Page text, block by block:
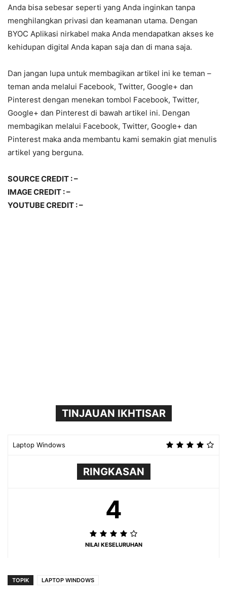
Anda bisa sebesar seperti yang Anda inginkan tanpa
menghilangkan privasi dan keamanan utama. Dengan
BYOC Aplikasi nirkabel maka Anda mendapatkan akses ke
kehidupan digital Anda kapan saja dan di mana saja.
Dan jangan lupa untuk membagikan artikel ini ke teman –
teman anda melalui Facebook, Twitter, Google+ dan
Pinterest dengan menekan tombol Facebook, Twitter,
Google+ dan Pinterest di bawah artikel ini. Dengan
membagikan melalui Facebook, Twitter, Google+ dan
Pinterest maka anda membantu kami semakin giat menulis
artikel yang berguna.
SOURCE CREDIT : –
IMAGE CREDIT : –
YOUTUBE CREDIT : –
TINJAUAN IKHTISAR
Laptop Windows
RINGKASAN
4
NILAI KESELURUHAN
TOPIK LAPTOP WINDOWS